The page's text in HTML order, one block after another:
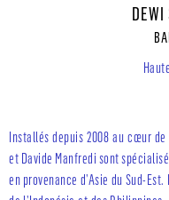
Installés depuis 2008 au cœur
et Davide Manfredi sont
en provenance d’Asie du Sud-